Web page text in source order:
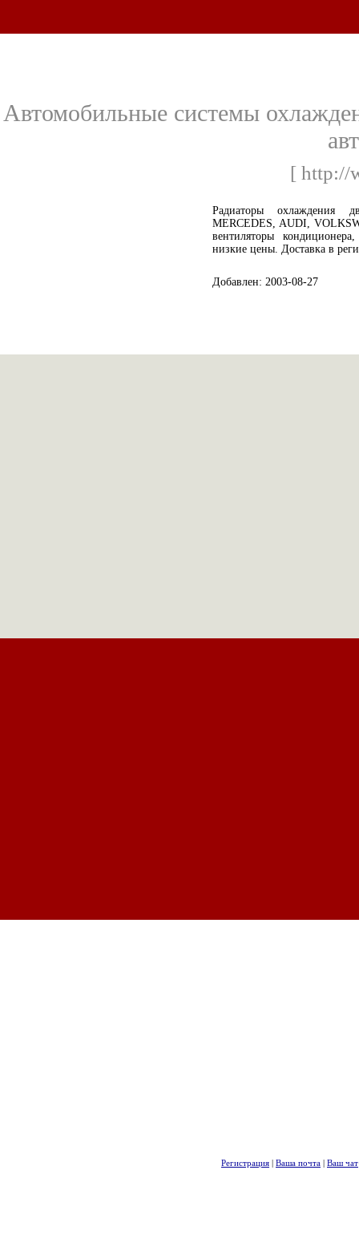
Автомобильные системы
[ http://
Радиаторы охлаждения
MERCEDES, AUDI,
вентиляторы
низкие цены. Доставка в
Добавлен: 2003-08-27
Регистрация | Ваша почта | Ваш чат